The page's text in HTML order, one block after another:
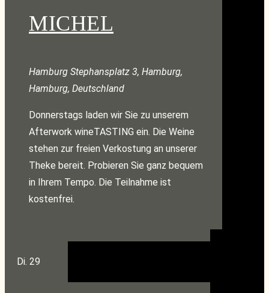
MICHEL
Hamburg Stephansplatz 3, Hamburg,
Hamburg, Deutschland
Donnerstags laden wir Sie zu unserem
Afterwork wineTASTING ein. Die Weine
stehen zur freien Verkostung an unserer
Theke bereit. Probieren Sie ganz bequem
in Ihrem Tempo. Die Teilnahme ist
kostenfrei.
Di. 29